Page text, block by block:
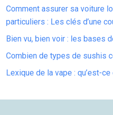
Comment assurer sa voiture
particuliers : Les clés d’une
Bien vu, bien voir : les bases
Combien de types de sushis
Lexique de la vape : qu’est-ce